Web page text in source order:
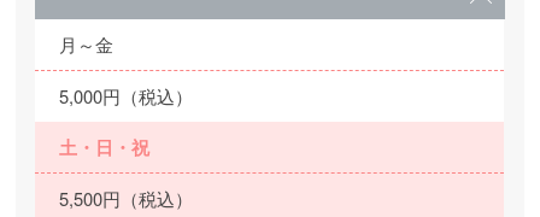
月～金
5,000円（税込）
土・日・祝
5,500円（税込）